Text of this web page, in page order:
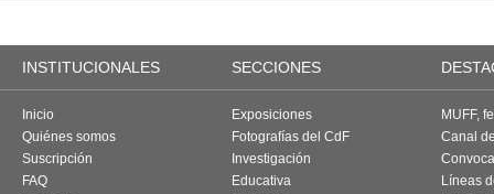
INSTITUCIONALES SECCIONES
Inicio
Quiénes somos
Suscripción
FAQ
Exposiciones
Fotografías del CdF
Investigación
Educativa
MUFF,
Canal
Líneas